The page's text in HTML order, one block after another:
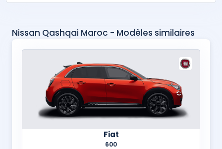
Nissan Qashqai Maroc - Modèles similaires
Fiat
600